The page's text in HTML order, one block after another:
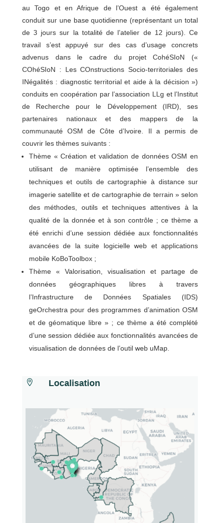
au Togo et en Afrique de l’Ouest a été également
conduit sur une base quotidienne (représentant un total
de 3 jours sur la totalité de l’atelier de 12 jours). Ce
travail s’est appuyé sur des cas d’usage concrets
advenus dans le cadre du projet CohéSIoN («
COhéSIoN : Les COnstructions Socio-territoriales des
INégalités : diagnostic territorial et aide à la décision »)
conduits en coopération par l’association LLg et l’Institut
de Recherche pour le Développement (IRD), ses
partenaires nationaux et des mappers de la
communauté OSM de Côte d’Ivoire. Il a permis de
couvrir les thèmes suivants :
Thème « Création et validation de données OSM en
utilisant de manière optimisée l’ensemble des
techniques et outils de cartographie à distance sur
imagerie satellite et de cartographie de terrain » selon
des méthodes, outils et techniques attentives à la
qualité de la donnée et à son contrôle ; ce thème a
été enrichi d’une session dédiée aux fonctionnalités
avancées de la suite logicielle web et applications
mobile KoBoToolbox ;
Thème « Valorisation, visualisation et partage de
données géographiques libres à travers
l’Infrastructure de Données Spatiales (IDS)
geOrchestra pour des programmes d’animation OSM
et de géomatique libre » ; ce thème a été complété
d’une session dédiée aux fonctionnalités avancées de
visualisation de données de l’outil web uMap.
 Localisation